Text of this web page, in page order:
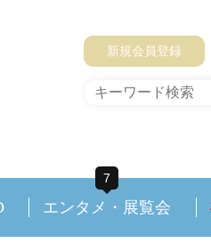
新規会員登録
7
エンタメ・展覧会